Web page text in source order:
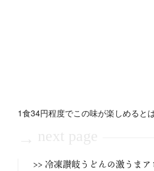
1食34円程度でこの味が楽しめると
>> 冷凍讃岐うどんの激うま